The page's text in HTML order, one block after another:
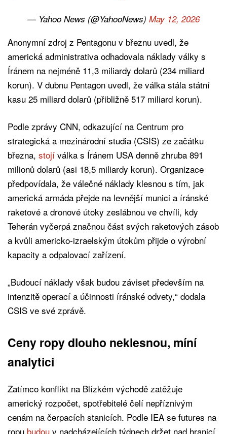
— Yahoo News (@YahooNews) May 12, 2026
Anonymní zdroj z Pentagonu v březnu uvedl, že
americká administrativa odhadovala náklady války s
Íránem na nejméně 11,3 miliardy dolarů (234 miliard
korun). V dubnu Pentagon uvedl, že válka stála státní
kasu 25 miliard dolarů (přibližně 517 miliard korun).
Podle zprávy CNN, odkazující na Centrum pro
strategická a mezinárodní studia (CSIS) ze začátku
března, stojí válka s Íránem USA denně zhruba 891
milionů dolarů (asi 18,5 miliardy korun). Organizace
předpovídala, že válečné náklady klesnou s tím, jak
americká armáda přejde na levnější munici a íránské
raketové a dronové útoky zeslábnou ve chvíli, kdy
Teherán vyčerpá značnou část svých raketových zásob
a kvůli americko-izraelským útokům přijde o výrobní
kapacity a odpalovací zařízení.
„Budoucí náklady však budou záviset především na
intenzitě operací a účinnosti íránské odvety,“ dodala
CSIS ve své zprávě.
Ceny ropy dlouho neklesnou, míní
analytici
Zatímco konflikt na Blízkém východě zatěžuje
americký rozpočet, spotřebitelé čelí nepříznivým
cenám na čerpacích stanicích. Podle IEA se futures na
ropu budou v nadcházejících týdnech držet nad hranicí